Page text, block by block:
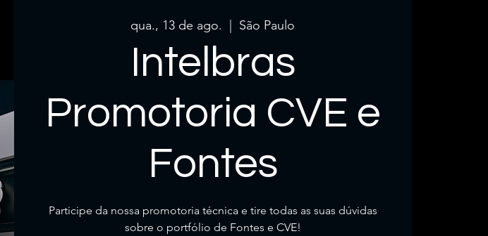
qua., 13 de ago. São Paulo
Intelbras
Promotoria CVE e
Fontes
Participe da nossa promotoria técnica e tire todas as suas dúvidas
sobre o portfólio de Fontes e CVE!